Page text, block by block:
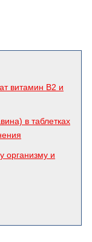
витамин В2 и
в таблетках
организму и